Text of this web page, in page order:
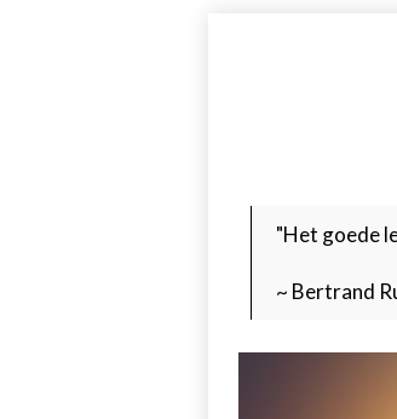
"Het goede
~ Bertrand